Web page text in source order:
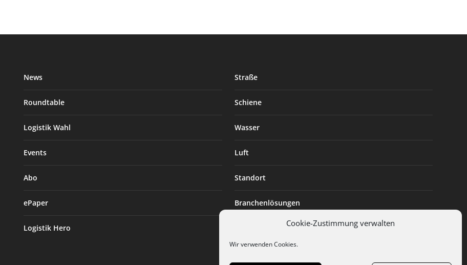
Cookie-Zustimmung verwalten
Wir verwenden Cookies.
News
Roundtable
Logistik Wahl
Events
Abo
ePaper
Logistik Hero
Straße
Schiene
Wasser
Luft
Standort
Branchenlösungen